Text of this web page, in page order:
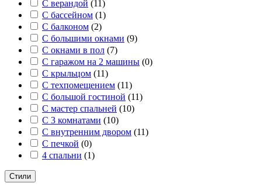
С верандой (11)
С бассейном (1)
С балконом (2)
С большими окнами (9)
С окнами в пол (7)
С гаражом на 2 машины (0)
С крыльцом (11)
С техпомещением (11)
С большой гостиной (11)
С мастер спальней (10)
С 3 комнатами (10)
С внутренним двором (11)
С печкой (0)
4 спальни (1)
Стили